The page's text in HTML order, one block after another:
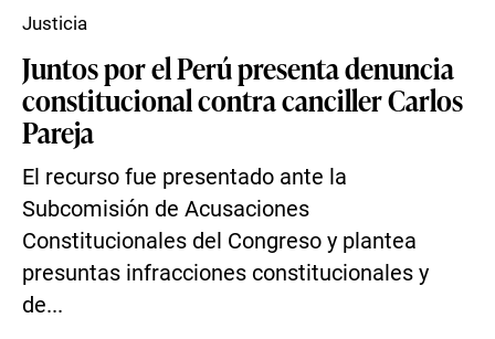
Juntos por el Perú presenta denuncia
constitucional contra canciller Carlos
Pareja
El recurso fue presentado ante la
Subcomisión de Acusaciones
Constitucionales del Congreso y plantea
presuntas infracciones constitucionales y
de...
Justicia